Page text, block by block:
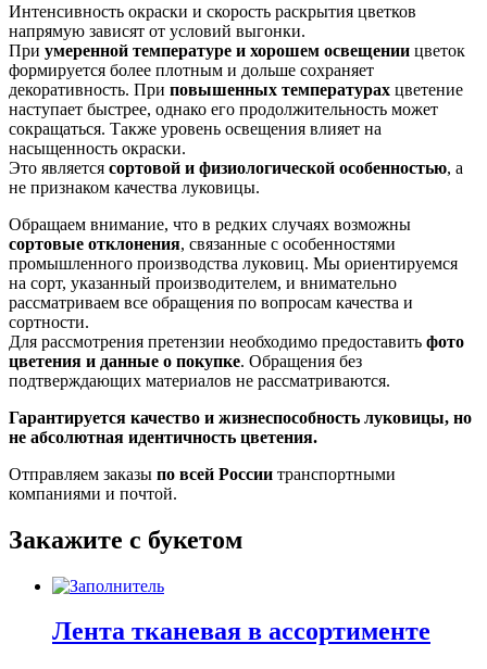
Интенсивность окраски и скорость раскрытия цветков
напрямую зависят от условий выгонки.
При умеренной температуре и хорошем освещении цветок
формируется более плотным и дольше сохраняет
декоративность. При повышенных температурах цветение
наступает быстрее, однако его продолжительность может
сокращаться. Также уровень освещения влияет на
насыщенность окраски.
Это является сортовой и физиологической особенностью, а
не признаком качества луковицы.
Обращаем внимание, что в редких случаях возможны
сортовые отклонения, связанные с особенностями
промышленного производства луковиц. Мы ориентируемся
на сорт, указанный производителем, и внимательно
рассматриваем все обращения по вопросам качества и
сортности.
Для рассмотрения претензии необходимо предоставить фото
цветения и данные о покупке. Обращения без
подтверждающих материалов не рассматриваются.
Гарантируется качество и жизнеспособность луковицы, но
не абсолютная идентичность цветения.
Отправляем заказы по всей России транспортными
компаниями и почтой.
Закажите с букетом
Лента тканевая в ассортименте